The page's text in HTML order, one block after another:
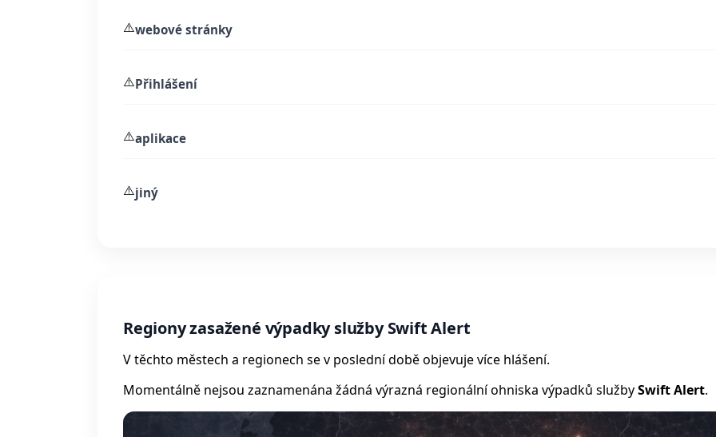
⚠️webové stránky
⚠️Přihlášení
⚠️aplikace
⚠️jiný
Regiony zasažené výpadky služby Swift Alert
V těchto městech a regionech se v poslední době objevuje více hlášení.
Momentálně nejsou zaznamenána žádná výrazná regionální ohniska výpadků službySwift Alert.